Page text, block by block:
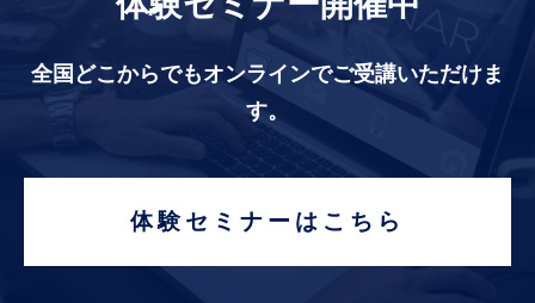
全国どこからでもオンラインでご受講いただけま
す。
体験セミナーはこちら